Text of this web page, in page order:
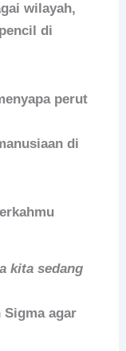
wilayah,
di
perut
di
kita sedang
Sigma agar